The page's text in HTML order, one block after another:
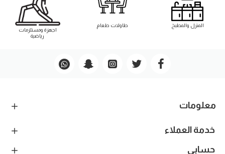
المنزل والمطبخ
طاوﻻت طعام
اجهزة ومستلزمات
رياضية
معلومات
خدمة العملاء
حسابي